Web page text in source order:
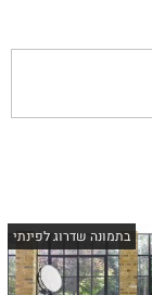
בתמונה שדרוג לפינתי